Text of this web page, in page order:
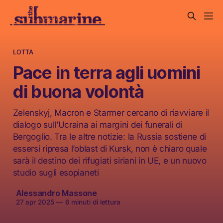
LOTTA
Pace in terra agli uomini
di buona volontà
Zelenskyj, Macron e Starmer cercano di riavviare il
dialogo sull’Ucraina ai margini dei funerali di
Bergoglio. Tra le altre notizie: la Russia sostiene di
essersi ripresa l’oblast di Kursk, non è chiaro quale
sarà il destino dei rifugiati siriani in UE, e un nuovo
studio sugli esopianeti
Alessandro Massone
27 apr 2025 —6 minuti di lettura